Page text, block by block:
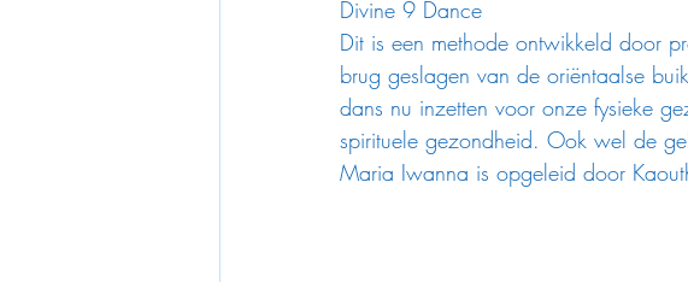
Divine 9 Dance
Dit is een methode ontwikkeld door
brug geslagen van de oriëntaalse
dans nu inzetten voor onze fysieke
spirituele gezondheid. Ook wel de
Maria Iwanna is opgeleid door